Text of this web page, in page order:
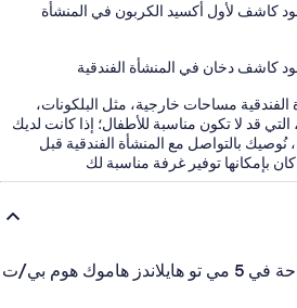
كاشف لأول أكسيد الكربون في المنشأة
كاشف دخان في المنشأة الفندقية
مساحات خارجية، مثل البلكونات،
قد لا تكون مناسبة للأطفال؛ إذا كانت لديك
بالتواصل مع المنشأة الفندقية قبل
بإمكانها توفير غرفة مناسبة لك
هل يوجد حمام سباحة في 5 مي تو هايلاندز هاموك هوم بي/ت